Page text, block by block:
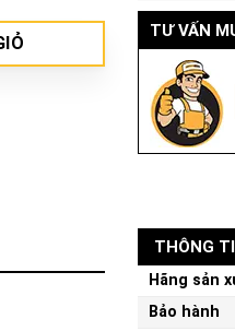
TƯ VẤN
THÔNG
Hãng sản
Bảo hành